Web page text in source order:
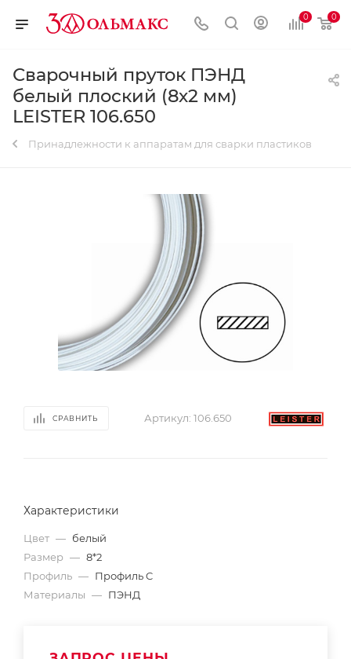
0 0
Сварочный пруток ПЭНД
белый плоский (8х2 мм)
LEISTER 106.650
Принадлежности к аппаратам для сварки пластиков
СРАВНИТЬ Артикул: 106.650
Характеристики
Цвет — белый
Размер — 8*2
Профиль — Профиль C
Материалы — ПЭНД